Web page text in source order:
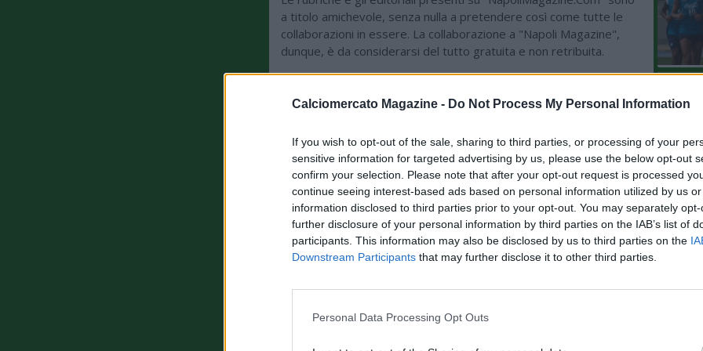
Calciomercato Magazine - Do Not Process My Personal Information
If you wish to opt-out of the sale, sharing to third parties, or processing of your
sensitive information for targeted advertising by us, please use the below opt-out
confirm your selection. Please note that after your opt-out request is processed
continue seeing interest-based ads based on personal information utilized by us
information disclosed to third parties prior to your opt-out. You may separately
further disclosure of your personal information by third parties on the IAB’s list of
participants. This information may also be disclosed by us to third parties on the
Downstream Participants that may further disclose it to other third parties.
Personal Data Processing Opt Outs
a titolo amichevole, senza nulla a pretendere così come tutte le
collaborazioni in essere. La collaborazione a "Napoli Magazine",
dunque, è da considerarsi del tutto gratuita e non retribuita.
ULTIMISSIME CALCIO
06.08 15:48 - CALCIOMERCATO - Milan,
ancora zero uscite sul mercato, per i
bookie (a 1,57) Fofana sarà il primo a
salutare
06.08 13:38 - MERCATO - Roma, ai
dettagli il rinnovo di Pellegrini, le
ultime sulla trattativa
06.08 13:19 - IL MATTINO - Napoli,
rimanere in Serie A, la situazione
del